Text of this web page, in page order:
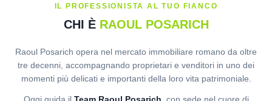
IL PROFESSIONISTA AL TUO FIANCO
CHI È RAOUL POSARICH
Raoul Posarich opera nel mercato immobiliare romano da oltre
tre decenni, accompagnando proprietari e venditori in uno dei
momenti più delicati e importanti della loro vita patrimoniale.